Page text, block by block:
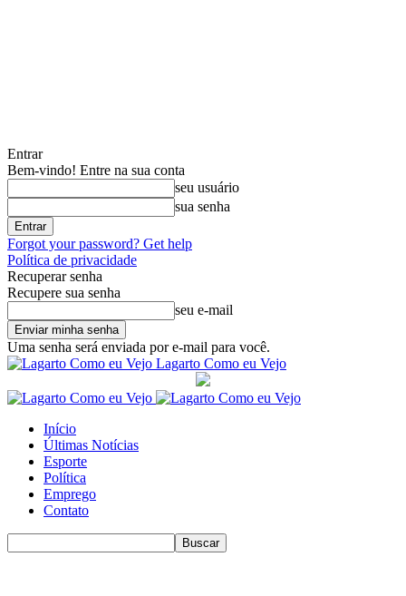
Entrar
Bem-vindo! Entre na sua conta
seu usuário
sua senha
Forgot your password? Get help
Política de privacidade
Recuperar senha
Recupere sua senha
seu e-mail
Uma senha será enviada por e-mail para você.
Lagarto Como eu Vejo
Início
Últimas Notícias
Esporte
Política
Emprego
Contato